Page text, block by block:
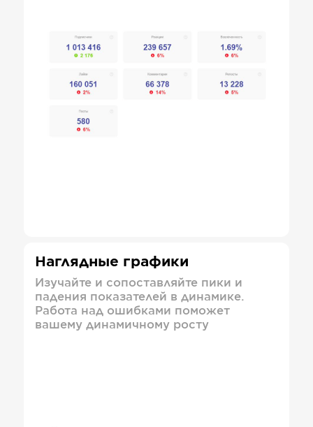
Наглядные графики
Изучайте и сопоставляйте пики и
падения показателей в динамике.
Работа над ошибками поможет
вашему динамичному росту